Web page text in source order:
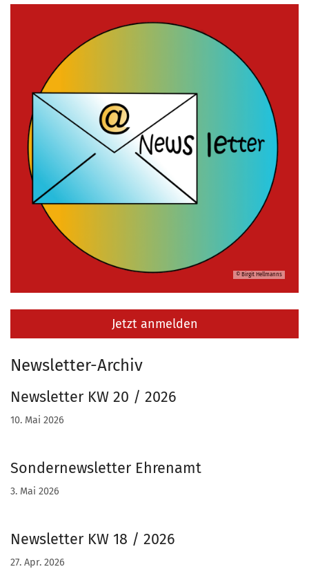
© Birgit Hellmanns
Jetzt anmelden
Newsletter-Archiv
Newsletter KW 20 / 2026
10. Mai 2026
Sondernewsletter Ehrenamt
3. Mai 2026
Newsletter KW 18 / 2026
27. Apr. 2026